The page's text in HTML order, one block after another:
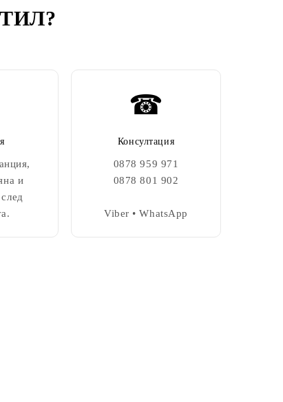
?
и
☎
Консултация
0878 959 971
0878 801 902
Viber • WhatsApp